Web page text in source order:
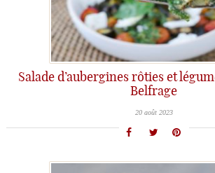
Salade d’aubergines rôties et
Belfrage
20 août 2023